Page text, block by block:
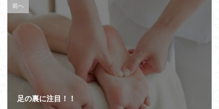
前へ
足の裏に注目！！